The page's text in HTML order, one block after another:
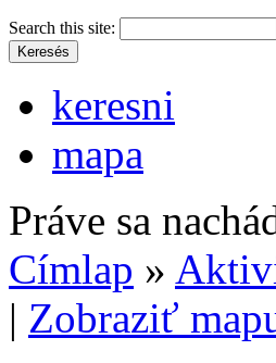
Search this site:
keresni
mapa
Práve sa
Címlap »
| Zobraziť